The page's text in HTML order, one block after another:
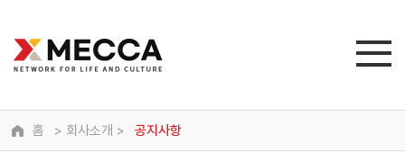
홈 > 회사소개 > 공지사항